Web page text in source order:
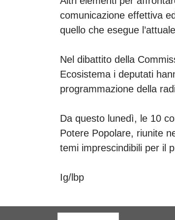
comunicazione effettiva
quello che esegue
Nel dibattito della
Ecosistema i deputati
programmazione della
Da questo lunedì, le 10
Potere Popolare, riunite
temi imprescindibili per il
Ig/lbp